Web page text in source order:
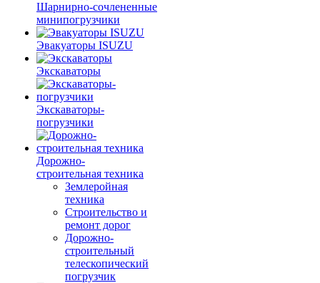
Шарнирно-сочлененные
минипогрузчики
Эвакуаторы ISUZU
Экскаваторы
Экскаваторы-
погрузчики
Дорожно-
строительная техника
Землеройная
техника
Строительство и
ремонт дорог
Дорожно-
строительный
телескопический
погрузчик